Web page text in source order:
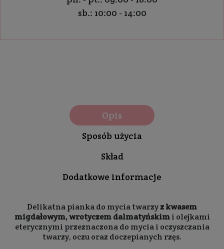
sb.: 10:00 - 14:00
Opis
Sposób użycia
Skład
Dodatkowe informacje
Delikatna pianka do mycia twarzyz kwasem
migdałowym, wrotyczem dalmatyńskimi olejkami
eterycznymi przeznaczona do mycia i oczyszczania
twarzy, oczu oraz doczepianych rzęs.